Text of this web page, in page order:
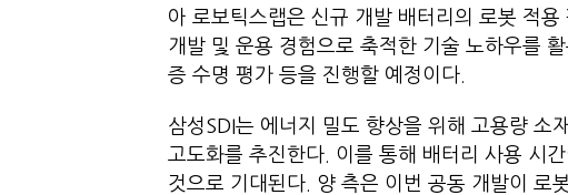
아 로보틱스랩은 신규 개발 배터리의 로봇 적
개발 및 운용 경험으로 축적한 기술 노하우를
증 수명 평가 등을 진행할 예정이다.
삼성SDI는 에너지 밀도 향상을 위해 고용량 소
고도화를 추진한다. 이를 통해 배터리 사용 시
것으로 기대된다. 양 측은 이번 공동 개발이 로